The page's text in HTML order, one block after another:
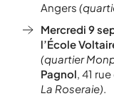
Angers
Mercredi 9
l’École
(quartier
Pagnol, 41
La Roseraie).